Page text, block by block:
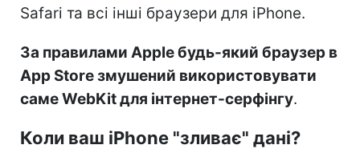
Safari та всі інші браузери для iPhone.
За правилами Apple будь-який браузер в
App Store змушений використовувати
саме WebKit для інтернет-серфінгу.
Коли ваш iPhone "зливає" дані?